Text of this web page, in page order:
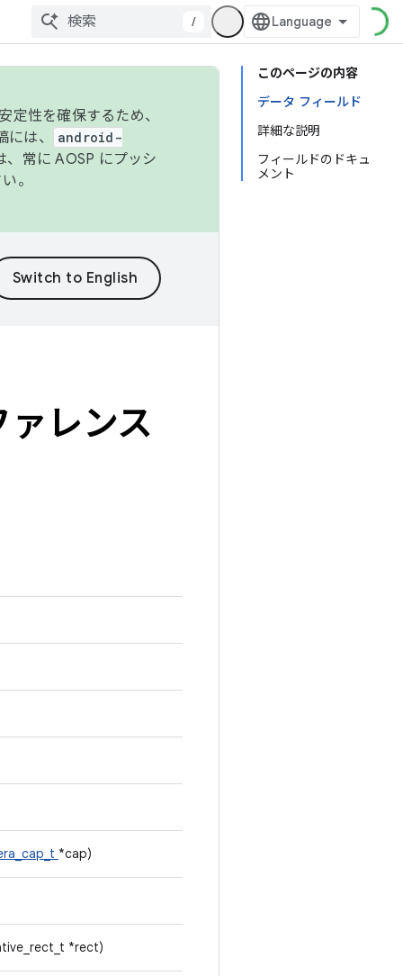
/
このページの内容
データ フィールド
詳細な説明
フィールドのドキュ
メント
性を確保するため、
は、
android-
常に AOSP にプッシ
。
レンス
*cap)
*rect)